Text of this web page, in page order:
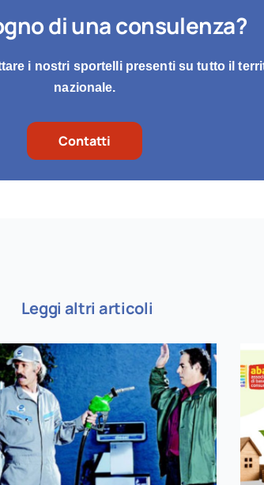
di una consulenza?
i nostri sportelli presenti su tutto il
nazionale.
Contatti
Leggi altri articoli